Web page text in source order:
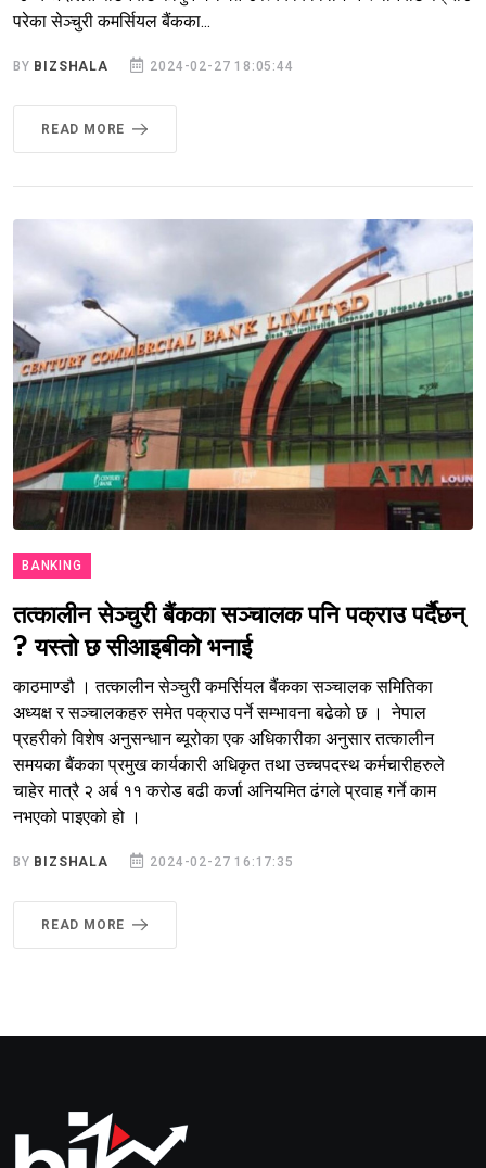
परेका सेञ्चुरी कमर्सियल बैंकका...
BY BIZSHALA 2024-02-27 18:05:44
READ MORE
BANKING
तत्कालीन सेञ्चुरी बैंकका सञ्चालक पनि पक्राउ पर्दैछन्
? यस्तो छ सीआइबीको भनाई
काठमाण्डौ । तत्कालीन सेञ्चुरी कमर्सियल बैंकका सञ्चालक समितिका
अध्यक्ष र सञ्चालकहरु समेत पक्राउ पर्ने सम्भावना बढेको छ । नेपाल
प्रहरीको विशेष अनुसन्धान ब्यूरोका एक अधिकारीका अनुसार तत्कालीन
समयका बैंकका प्रमुख कार्यकारी अधिकृत तथा उच्चपदस्थ कर्मचारीहरुले
चाहेर मात्रै २ अर्ब ११ करोड बढी कर्जा अनियमित ढंगले प्रवाह गर्ने काम
नभएको पाइएको हो ।
BY BIZSHALA 2024-02-27 16:17:35
READ MORE